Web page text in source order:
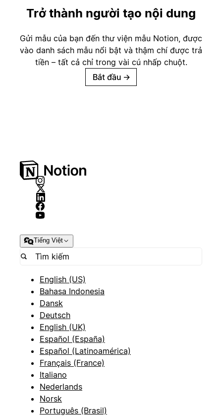
Trở thành người tạo nội dung
Gửi mẫu của bạn đến thư viện mẫu Notion, được
vào danh sách mẫu nổi bật và thậm chí được trả
tiền – tất cả chỉ trong vài cú nhấp chuột.
Bắt đầu →
Tiếng Việt
English (US)
Bahasa Indonesia
Dansk
Deutsch
English (UK)
Español (España)
Español (Latinoamérica)
Français (France)
Italiano
Nederlands
Norsk
Português (Brasil)